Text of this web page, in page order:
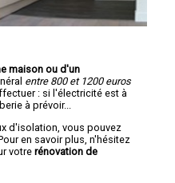
maison ou d'un
entre 800 et 1200 euros
: si l'électricité est à
à prévoir...
d'isolation, vous pouvez
en savoir plus, n'hésitez
votre rénovation de